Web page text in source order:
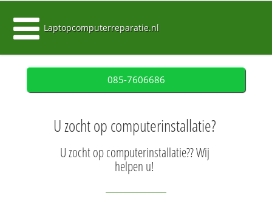
Laptopcomputerreparatie.nl
085-7606686
U zocht op computerinstallatie?
U zocht op computerinstallatie?? Wij
helpen u!